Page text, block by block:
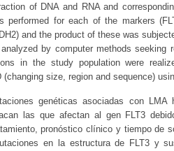
of DNA and RNA and
performed for each of the markers
and the product of these was
by computer methods seeking
in the study population were
size, region and sequence)
genéticas asociadas con LMA
las que afectan al gen FLT3
pronóstico clínico y tiempo de
en la estructura de FLT3 y